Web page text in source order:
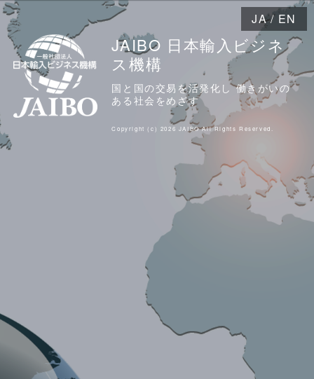
JAIBO 日本輸入ビジネ
ス機構
国と国の交易を活発化し 働きがいの
ある社会をめざす
Copyright (c) 2026 JAIBO All Rights Reserved.
JA / EN